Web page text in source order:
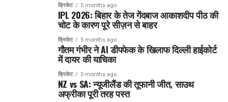
क्रिकेट 5 months ago
IPL 2026: बिहार के तेज गेंदबाज आकाशदीप पीठ की
चोट के कारण पूरे सीज़न से बाहर
क्रिकेट 5 months ago
गौतम गंभीर ने AI डीपफेक के खिलाफ दिल्ली हाईकोर्ट
में दायर की याचिका
क्रिकेट 5 months ago
NZ vs SA: न्यूजीलैंड की तूफानी जीत, साउथ
अफ्रीका पूरी तरह पस्त